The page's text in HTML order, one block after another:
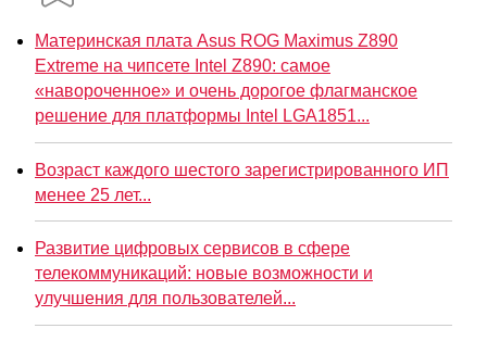
Материнская плата Asus ROG Maximus Z890
Extreme на чипсете Intel Z890: самое
«навороченное» и очень дорогое флагманское
решение для платформы Intel LGA1851...
Возраст каждого шестого зарегистрированного ИП
менее 25 лет...
Развитие цифровых сервисов в сфере
телекоммуникаций: новые возможности и
улучшения для пользователей...